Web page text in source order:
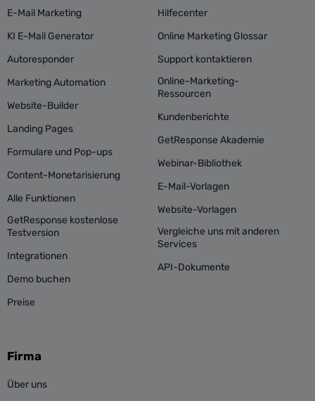
E-Mail Marketing
KI E-Mail Generator
Autoresponder
Marketing Automation
Website-Builder
Landing Pages
Formulare und Pop-ups
Content-Monetarisierung
Alle Funktionen
GetResponse kostenlose
Testversion
Integrationen
Demo buchen
Preise
Hilfecenter
Online Marketing Glossar
Support kontaktieren
Online-Marketing-
Ressourcen
Kundenberichte
GetResponse Akademie
Webinar-Bibliothek
E-Mail-Vorlagen
Website-Vorlagen
Vergleiche uns mit anderen
Services
API-Dokumente
Firma
Über uns